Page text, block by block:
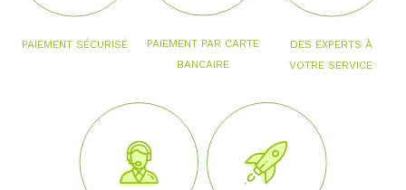
PAIEMENT SÉCURISÉ
PAIEMENT PAR CARTE
BANCAIRE
DES EXPERTS À
VOTRE SERVICE